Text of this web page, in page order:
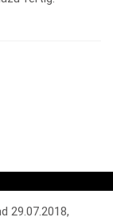
29.07.2018,